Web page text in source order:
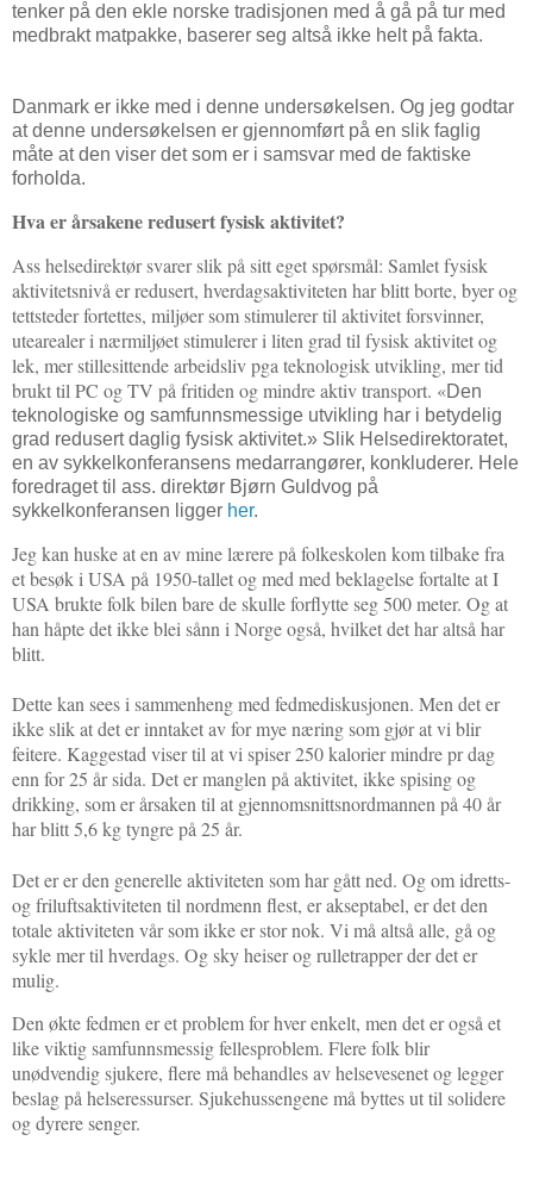
tenker på den ekle norske tradisjonen med å gå på tur med
medbrakt matpakke, baserer seg altså ikke helt på fakta.
Danmark er ikke med i denne undersøkelsen. Og jeg godtar
at denne undersøkelsen er gjennomført på en slik faglig
måte at den viser det som er i samsvar med de faktiske
forholda.
Hva er årsakeneredusert fysisk aktivitet?
Ass helsedirektør svarer slik på sitt eget spørsmål: Samlet fysisk
aktivitetsnivå er redusert, hverdagsaktiviteten har blitt borte, byer og
tettsteder fortettes, miljøer som stimulerer til aktivitet forsvinner,
utearealer i nærmiljøet stimulerer i liten grad til fysisk aktivitet og
lek, mer stillesittende arbeidsliv pga teknologisk utvikling, mer tid
brukt til PC og TV på fritiden ogmindre aktiv transport. «Den
teknologiske og samfunnsmessige utvikling har i betydelig
grad redusert daglig fysisk aktivitet.» S lik Helsedirektoratet,
en av sykkelkonferansens medarrangører, konkluderer. Hele
foredraget til ass. direktør Bjørn Guldvog på
sykkelkonferansen ligger her.
Jeg kan huske at en av mine lærere på folkeskolen kom tilbake fra
et besøk i USA på 1950-tallet og med med beklagelse fortalte at I
USA brukte folk bilen bare de skulle forflytte seg 500 meter. Og at
han håpte det ikke blei sånn i Norge også, hvilket det har altså har
blitt.
Dette kan sees i sammenheng med fedmediskusjonen. Men det er
ikke slik at det er inntaket av for mye næring som gjør at vi blir
feitere. Kaggestad viser til at vi spiser 250 kalorier mindre pr dag
enn for 25 år sida. Det er manglen på aktivitet, ikke spising og
drikking, som er årsaken til at gjennomsnittsnordmannen på 40 år
har blitt 5,6 kg tyngre på 25 år.
Det er er den generelle aktiviteten som har gått ned. Og om idretts-
og friluftsaktiviteten til nordmenn flest, er akseptabel, er det den
totale aktiviteten vår som ikke er stor nok. Vi må altså alle, gå og
sykle mer til hverdags. Og sky heiser og rulletrapper der det er
mulig.
Den økte fedmen er et problem for hver enkelt, men det er også et
like viktig samfunnsmessig fellesproblem. Flere folk blir
unødvendig sjukere, flere må behandles av helsevesenet og legger
beslag på helseressurser. Sjukehussengene må byttes ut til solidere
og dyrere senger.